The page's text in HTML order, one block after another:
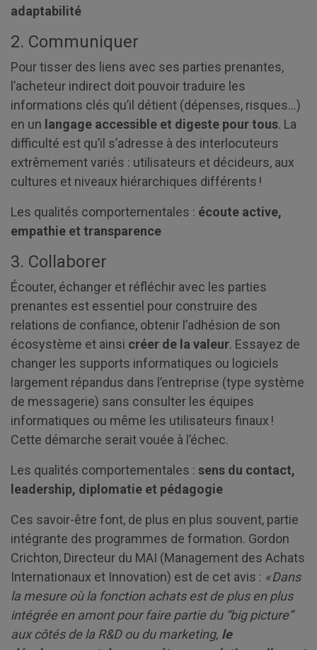
adaptabilité
2. Communiquer
Pour tisser des liens avec ses parties prenantes,
l’acheteur indirect doit pouvoir traduire les
informations clés qu’il détient (dépenses, risques…)
en un langage accessible et digeste pour tous. La
difficulté est qu’il s’adresse à des interlocuteurs
extrêmement variés : utilisateurs et décideurs, aux
cultures et niveaux hiérarchiques différents !
Les qualités comportementales : écoute active,
empathie et transparence
3. Collaborer
Écouter, échanger et réfléchir avec les parties
prenantes est essentiel pour construire des
relations de confiance, obtenir l’adhésion de son
écosystème et ainsi créer de la valeur. Essayez de
changer les supports informatiques ou logiciels
largement répandus dans l’entreprise (type système
de messagerie) sans consulter les équipes
informatiques ou même les utilisateurs finaux !
Cette démarche serait vouée à l’échec.
Les qualités comportementales : sens du contact,
leadership, diplomatie et pédagogie
Ces savoir-être font, de plus en plus souvent, partie
intégrante des programmes de formation. Gordon
Crichton, Directeur du MAI (Management des Achats
Internationaux et Innovation) est de cet avis : « Dans
la mesure où la fonction achats est de plus en plus
intégrée en amont pour faire partie du “big picture”
aux côtés de la R&D ou du marketing, le